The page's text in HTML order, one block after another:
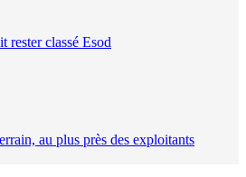
rester classé Esod
au plus près des exploitants